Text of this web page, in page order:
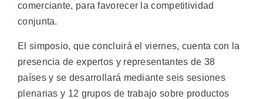
comerciante, para favorecer la competitividad
conjunta.
El simposio, que concluirá el viernes, cuenta con la
presencia de expertos y representantes de 38
países y se desarrollará mediante seis sesiones
plenarias y 12 grupos de trabajo sobre productos